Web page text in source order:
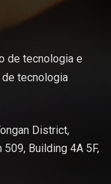
de tecnologia e
tecnologia
District,
509, Building 4A 5F,